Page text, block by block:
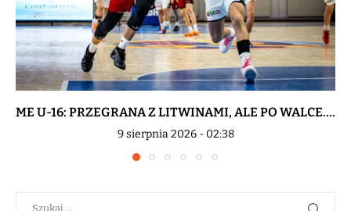
ME U-16: PRZEGRANA Z LITWINAMI, ALE PO WALCE....
9 sierpnia 2026 - 02:38